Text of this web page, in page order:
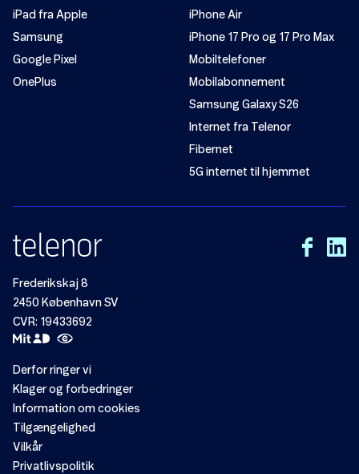
iPad fra Apple
Samsung
Google Pixel
OnePlus
iPhone Air
iPhone 17 Pro og 17 Pro Max
Mobiltelefoner
Mobilabonnement
Samsung Galaxy S26
Internet fra Telenor
Fibernet
5G internet til hjemmet
Frederikskaj 8
2450 København SV
CVR: 19433692
Derfor ringer vi
Klager og forbedringer
Information om cookies
Tilgængelighed
Vilkår
Privatlivspolitik